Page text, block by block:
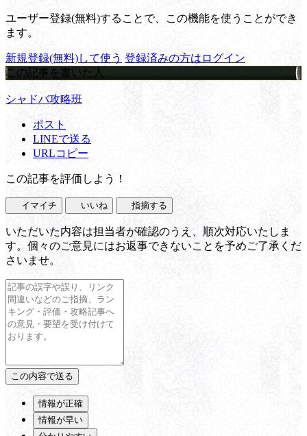
ユーザー登録(無料)することで、この機能を使うことができ
ます。
新規登録(無料)して使う 登録済みの方はログイン
この記事を書いた人
シャドバ攻略班
ポスト
LINEで送る
URLコピー
この記事を評価しよう！
イマイチ いいね 指摘する
いただいた内容は担当者が確認のうえ、順次対応いたしま
す。個々のご意見にはお返事できないことを予めご了承くだ
さいませ。
情報が正確
情報が早い